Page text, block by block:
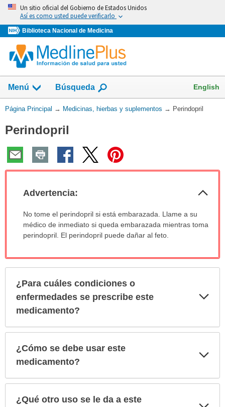
Omita
vaya
al
Contenido
Un sitio oficial del Gobierno de Estados Unidos
Así es como usted puede verificarlo
Biblioteca Nacional de Medicina
Menú
Mostrar
campo
de
Búsqueda English
Usted
aquí:
Página Principal → Medicinas, hierbas y suplementos → Perindopril
Perindopril
Advertencia:
Advertencia:
sido
No tome el perindopril si está embarazada. Llame a su
médico de inmediato si queda embarazada mientras toma
perindopril. El perindopril puede dañar al feto.
¿Para cuáles condiciones o
enfermedades se prescribe este
medicamento?
¿Cómo se debe usar este
medicamento?
¿Qué otro uso se le da a este